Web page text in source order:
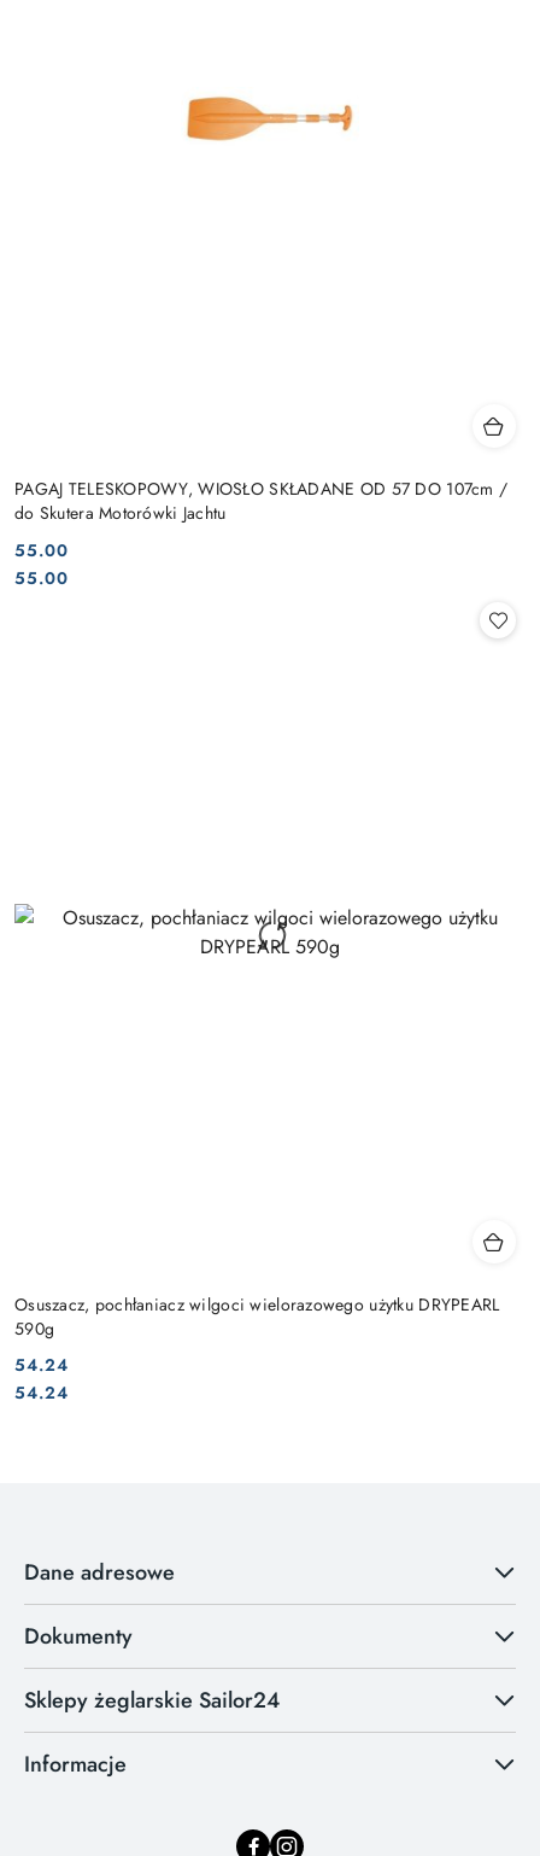
PAGAJ TELESKOPOWY, WIOSŁO SKŁADANE OD 57 DO 107cm /
do Skutera Motorówki Jachtu
Cena:
55.00
Cena:
55.00
Osuszacz, pochłaniacz wilgoci wielorazowego użytku DRYPEARL
590g
Cena:
54.24
Cena:
54.24
Dane adresowe
Dokumenty
Sklepy żeglarskie Sailor24
Informacje